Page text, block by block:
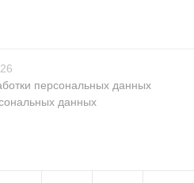
персональных данных
данных